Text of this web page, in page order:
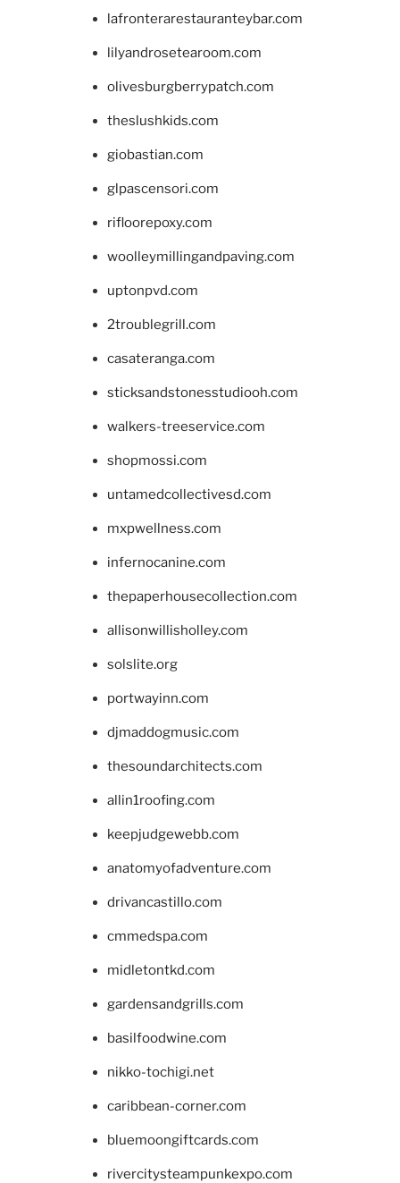
lafronterarestauranteybar.com
lilyandrosetearoom.com
olivesburgberrypatch.com
theslushkids.com
giobastian.com
glpascensori.com
rifloorepoxy.com
woolleymillingandpaving.com
uptonpvd.com
2troublegrill.com
casateranga.com
sticksandstonesstudiooh.com
walkers-treeservice.com
shopmossi.com
untamedcollectivesd.com
mxpwellness.com
infernocanine.com
thepaperhousecollection.com
allisonwillisholley.com
solslite.org
portwayinn.com
djmaddogmusic.com
thesoundarchitects.com
allin1roofing.com
keepjudgewebb.com
anatomyofadventure.com
drivancastillo.com
cmmedspa.com
midletontkd.com
gardensandgrills.com
basilfoodwine.com
nikko-tochigi.net
caribbean-corner.com
bluemoongiftcards.com
rivercitysteampunkexpo.com